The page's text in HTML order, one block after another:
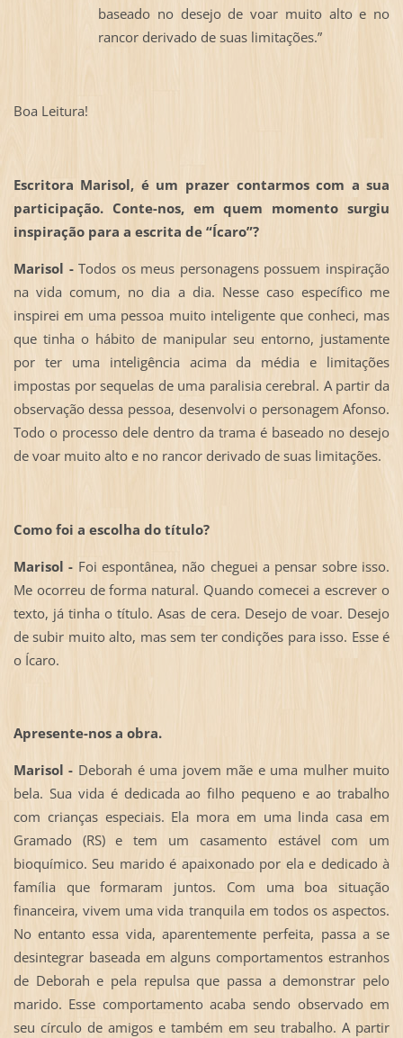
baseado no desejo de voar muito alto e no
rancor derivado de suas limitações.”
Boa Leitura!
Escritora Marisol, é um prazer contarmos com a sua
participação. Conte-nos, em quem momento surgiu
inspiração para a escrita de “Ícaro”?
Marisol -Todos os meus personagens possuem inspiração
na vida comum, no dia a dia. Nesse caso específico me
inspirei em uma pessoa muito inteligente que conheci, mas
que tinha o hábito de manipular seu entorno, justamente
por ter uma inteligência acima da média e limitações
impostas por sequelas de uma paralisia cerebral. A partir da
observação dessa pessoa, desenvolvi o personagem Afonso.
Todo o processo dele dentro da trama é baseado no desejo
de voar muito alto e no rancor derivado de suas limitações.
Como foi a escolha do título?
Marisol - Foi espontânea, não cheguei a pensar sobre isso.
Me ocorreu de forma natural. Quando comecei a escrever o
texto, já tinha o título. Asas de cera. Desejo de voar. Desejo
de subir muito alto, mas sem ter condições para isso. Esse é
o Ícaro.
Apresente-nos a obra.
Marisol - Deborah é uma jovem mãe e uma mulher muito
bela. Sua vida é dedicada ao filho pequeno e ao trabalho
com crianças especiais. Ela mora em uma linda casa em
Gramado (RS) e tem um casamento estável com um
bioquímico. Seu marido é apaixonado por ela e dedicado à
família que formaram juntos. Com uma boa situação
financeira, vivem uma vida tranquila em todos os aspectos.
No entanto essa vida, aparentemente perfeita, passa a se
desintegrar baseada em alguns comportamentos estranhos
de Deborah e pela repulsa que passa a demonstrar pelo
marido. Esse comportamento acaba sendo observado em
seu círculo de amigos e também em seu trabalho. A partir